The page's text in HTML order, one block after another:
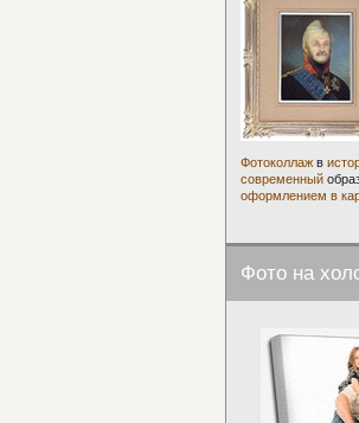
Фотоколлаж в
современный
оформлением в
Фото на